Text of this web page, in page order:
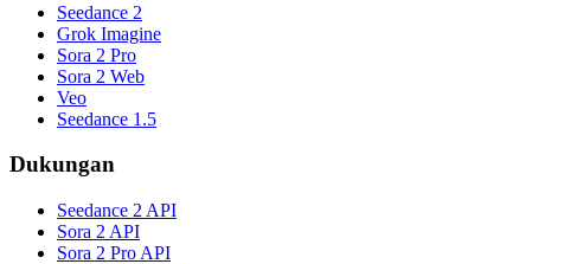
Seedance 2
Grok Imagine
Sora 2 Pro
Sora 2 Web
Veo
Seedance 1.5
Dukungan
Seedance 2 API
Sora 2 API
Sora 2 Pro API